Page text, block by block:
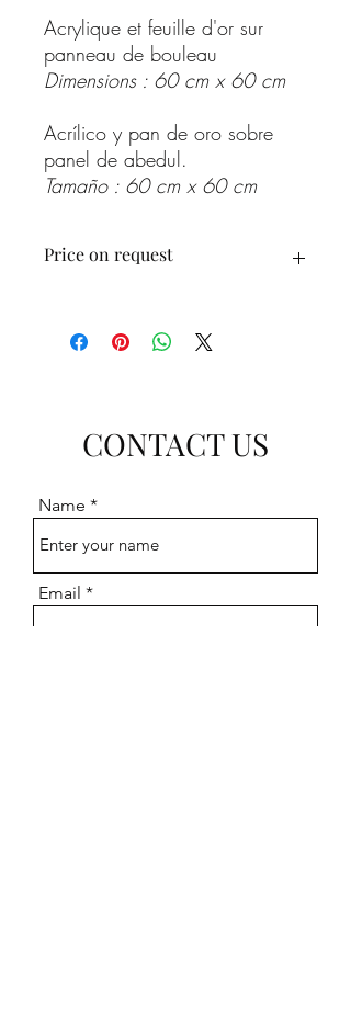
Acrylique et feuille d'or sur
panneau de bouleau
Dimensions : 60 cm x 60 cm
Acrílico y pan de oro sobre
panel de abedul.
Tamaño : 60 cm x 60 cm
Price on request
Precio a consultar
CONTACT US
Name
Email